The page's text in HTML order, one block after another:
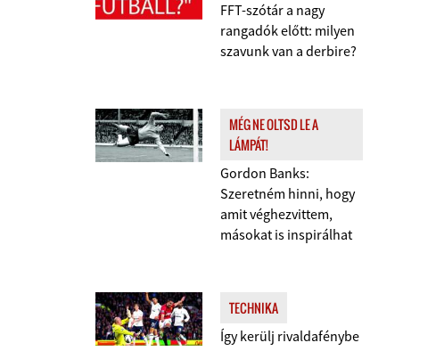
FFT-szótár a nagy
rangadók előtt: milyen
szavunk van a derbire?
MÉG NE OLTSD LE A
LÁMPÁT!
Gordon Banks:
Szeretném hinni, hogy
amit véghezvittem,
másokat is inspirálhat
TECHNIKA
Így kerülj rivaldafénybe